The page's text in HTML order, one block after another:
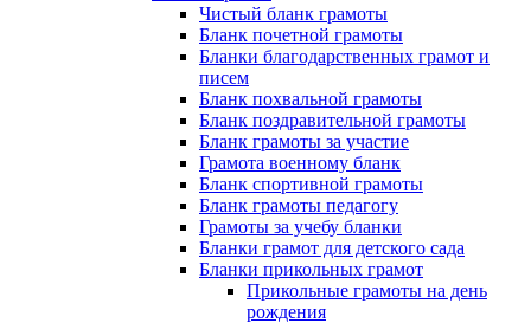
Чистый бланк грамоты
Бланк почетной грамоты
Бланки благодарственных грамот и
писем
Бланк похвальной грамоты
Бланк поздравительной грамоты
Бланк грамоты за участие
Грамота военному бланк
Бланк спортивной грамоты
Бланк грамоты педагогу
Грамоты за учебу бланки
Бланки грамот для детского сада
Бланки прикольных грамот
Прикольные грамоты на день
рождения